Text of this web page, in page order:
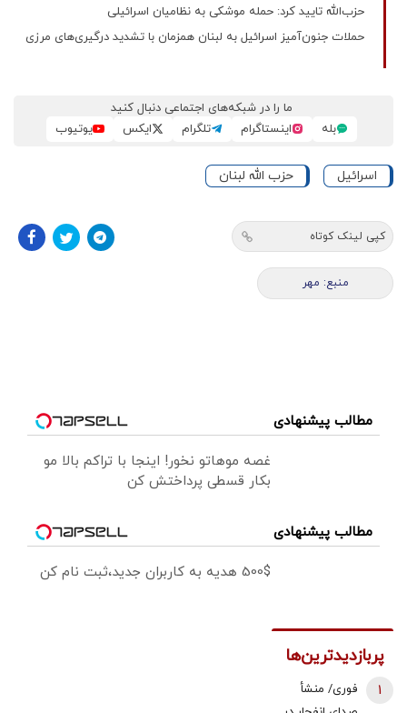
حزب‌الله تایید کرد: حمله موشکی به نظامیان اسرائیلی
حملات جنون‌آمیز اسرائیل به لبنان همزمان با تشدید درگیری‌های مرزی
ما را در شبکه‌های اجتماعی دنبال کنید
بله
اینستاگرام تلگرام ایکس یوتیوب
اسرائیل حزب الله لبنان
کپی لینک کوتاه
منبع: مهر
مطالب پیشنهادی
غصه موهاتو نخور! اینجا با تراکم بالا مو
بکار قسطی پرداختش کن
مطالب پیشنهادی
500$ هدیه به کاربران جدید،ثبت نام کن
پربازدیدترین‌ها
فوری/ منشأ
1